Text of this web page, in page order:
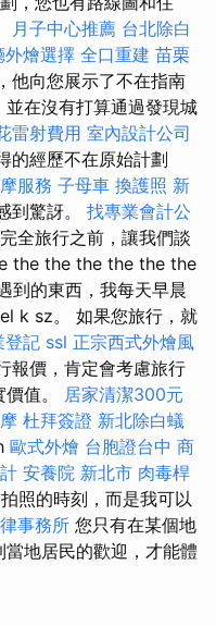
月子中心推薦 台北除白
外燴選擇 全口重建 苗栗
他向您展示了不在指南
在沒有打算通過發現城
雷射費用 室內設計公司
的經歷不在原始計劃
服務 子母車 換護照 新
到驚訝。 找專業會計公
全旅行之前，讓我們談
the the the the the the
的東西，我每天早晨
k sz。 如果您旅行，就
登記 ssl 正宗西式外燴風
報價，肯定會考慮旅行
值。 居家清潔300元
杜拜簽證 新北除白蟻
歐式外燴 台胞證台中 商
安養院 新北市 肉毒桿
照的時刻，而是我可以
事務所 您只有在某個地
地居民的歡迎，才能體